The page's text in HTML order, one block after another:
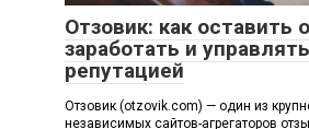
Отзовик: как оставить
заработать и управлять
репутацией
Отзовик (otzovik.com) — один из
независимых сайтов-агрегаторов